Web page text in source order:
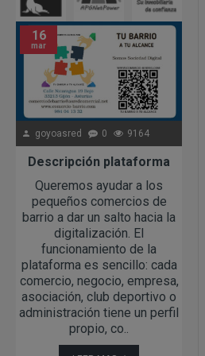
16
mar
goyoasred 0 9164
Descripción plataforma
Queremos ayudar a los
pequeños comercios de
barrio a dar un salto hacia la
digitalización. El
funcionamiento de la
plataforma es sencillo: cada
comercio, negocio, empresa,
asociación, club deportivo o
administración tiene un perfil
propio, co..